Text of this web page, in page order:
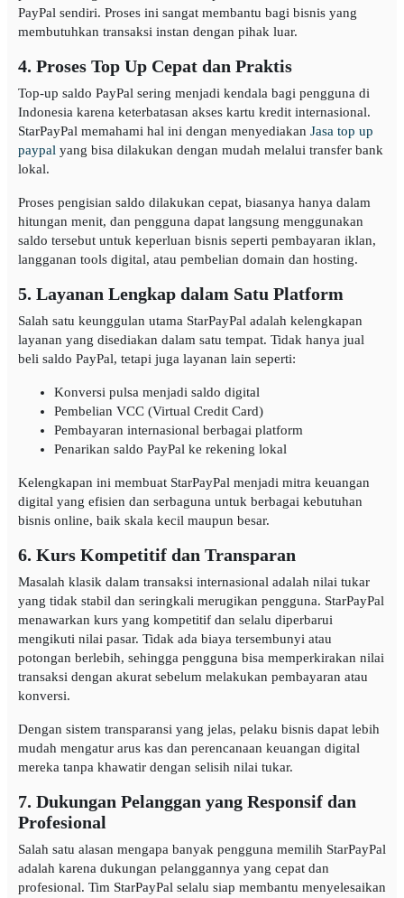
PayPal sendiri. Proses ini sangat membantu bagi bisnis yang
membutuhkan transaksi instan dengan pihak luar.
4. Proses Top Up Cepat dan Praktis
Top-up saldo PayPal sering menjadi kendala bagi pengguna di
Indonesia karena keterbatasan akses kartu kredit internasional.
StarPayPal memahami hal ini dengan menyediakan Jasa top up
paypal yang bisa dilakukan dengan mudah melalui transfer bank
lokal.
Proses pengisian saldo dilakukan cepat, biasanya hanya dalam
hitungan menit, dan pengguna dapat langsung menggunakan
saldo tersebut untuk keperluan bisnis seperti pembayaran iklan,
langganan tools digital, atau pembelian domain dan hosting.
5. Layanan Lengkap dalam Satu Platform
Salah satu keunggulan utama StarPayPal adalah kelengkapan
layanan yang disediakan dalam satu tempat. Tidak hanya jual
beli saldo PayPal, tetapi juga layanan lain seperti:
Konversi pulsa menjadi saldo digital
Pembelian VCC (Virtual Credit Card)
Pembayaran internasional berbagai platform
Penarikan saldo PayPal ke rekening lokal
Kelengkapan ini membuat StarPayPal menjadi mitra keuangan
digital yang efisien dan serbaguna untuk berbagai kebutuhan
bisnis online, baik skala kecil maupun besar.
6. Kurs Kompetitif dan Transparan
Masalah klasik dalam transaksi internasional adalah nilai tukar
yang tidak stabil dan seringkali merugikan pengguna. StarPayPal
menawarkan kurs yang kompetitif dan selalu diperbarui
mengikuti nilai pasar. Tidak ada biaya tersembunyi atau
potongan berlebih, sehingga pengguna bisa memperkirakan nilai
transaksi dengan akurat sebelum melakukan pembayaran atau
konversi.
Dengan sistem transparansi yang jelas, pelaku bisnis dapat lebih
mudah mengatur arus kas dan perencanaan keuangan digital
mereka tanpa khawatir dengan selisih nilai tukar.
7. Dukungan Pelanggan yang Responsif dan
Profesional
Salah satu alasan mengapa banyak pengguna memilih StarPayPal
adalah karena dukungan pelanggannya yang cepat dan
profesional. Tim StarPayPal selalu siap membantu menyelesaikan